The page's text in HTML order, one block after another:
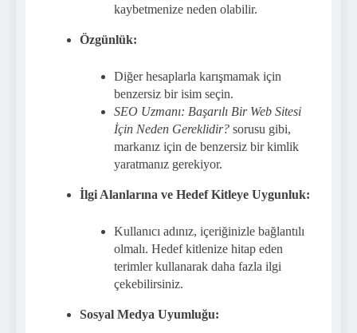
kaybetmenize neden olabilir.
Özgünlük:
Diğer hesaplarla karışmamak için
benzersiz bir isim seçin.
SEO Uzmanı: Başarılı Bir Web Sitesi
İçin Neden Gereklidir? sorusu gibi,
markanız için de benzersiz bir kimlik
yaratmanız gerekiyor.
İlgi Alanlarına ve Hedef Kitleye Uygunluk:
Kullanıcı adınız, içeriğinizle bağlantılı
olmalı. Hedef kitlenize hitap eden
terimler kullanarak daha fazla ilgi
çekebilirsiniz.
Sosyal Medya Uyumluğu: